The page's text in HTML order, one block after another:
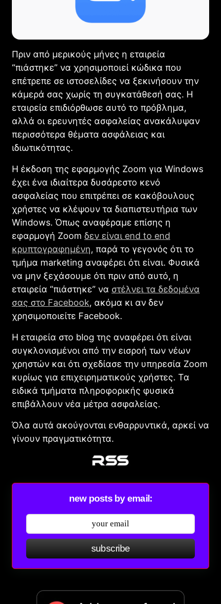
Πριν από μερικούς μήνες η εταιρεία
“πιάστηκε” να χρησιμοποιεί κώδικα που
επέτρεπε σε ιστοσελίδες να ξεκινήσουν την
κάμερά σας χωρίς τη συγκατάθεσή σας. Η
εταιρεία επιδιόρθωσε αυτό το πρόβλημα,
αλλά οι ερευνητές ασφαλείας ανακάλυψαν
περισσότερα θέματα ασφάλειας και
ιδιωτικότητας.
Η έκδοση της εφαρμογής Zoom για Windows
έχει ένα ιδιαίτερα δυσάρεστο κενό
ασφαλείας που επιτρέπει σε κακόβουλους
χρήστες να κλέψουν τα διαπιστευτήρια των
Windows. Όπως αναφέραμε επίσης η
εφαρμογή Zoom δεν είναι end to end
κρυπτογραφημένη, παρά το γεγονός ότι το
τμήμα marketing αναφέρει ότι είναι. Φυσικά
να μην ξεχάσουμε ότι πριν από αυτό, η
εταιρεία “πιάστηκε” να στέλνει τα δεδομένα
σας στο Facebook, ακόμα κι αν δεν
χρησιμοποιείτε Facebook.
Η εταιρεία στο blog της αναφέρει ότι είναι
συγκλονισμένοι από την εισροή των νέων
χρηστών και ότι σχεδίασε την υπηρεσία Zoom
κυρίως για επιχειρηματικούς χρήστες. Τα
ειδικά τμήματα πληροφορικής φυσικά
επιβάλλουν νέα μέτρα ασφαλείας.
Όλα αυτά ακούγονται ενθαρρυντικά, αρκεί να
γίνουν πραγματικότητα.
new posts by email:
subscribe